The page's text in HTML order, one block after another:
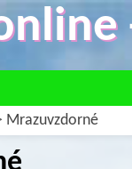
Mrazuvzdorné